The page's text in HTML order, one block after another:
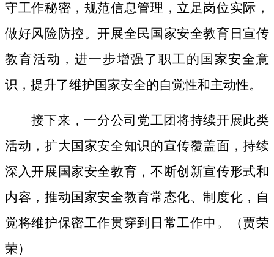
守工作秘密，规范信息管理，立足岗位实际，
做好风险防控。开展全民国家安全教育日宣传
教育活动，进一步增强了职工的国家安全意
识，提升了维护国家安全的自觉性和主动性。
接下来，一分公司党工团将持续开展此类
活动，扩大国家安全知识的宣传覆盖面，持续
深入开展国家安全教育，不断创新宣传形式和
内容，推动国家安全教育常态化、制度化，自
觉将维护保密工作贯穿到日常工作中。（贾荣
荣）